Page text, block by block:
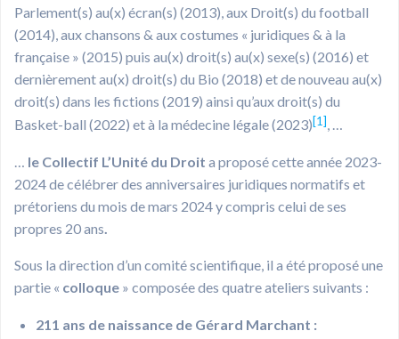
Parlement(s) au(x) écran(s) (2013), aux Droit(s) du football
(2014), aux chansons & aux costumes « juridiques & à la
française » (2015) puis au(x) droit(s) au(x) sexe(s) (2016) et
dernièrement au(x) droit(s) du Bio (2018) et de nouveau au(x)
droit(s) dans les fictions (2019) ainsi qu’aux droit(s) du
Basket-ball (2022) et à la médecine légale (2023)[1], …
le Collectif L’Unité du Droit a proposé cette année 2023-
2024 de célébrer des anniversaires juridiques normatifs et
prétoriens du mois de mars 2024 y compris celui de ses
propres 20 ans
Sous la direction d’un comité scientifique, il a été proposé une
partie « colloque » composée des quatre ateliers suivants :
211 ans de naissance de Gérard Marchant :